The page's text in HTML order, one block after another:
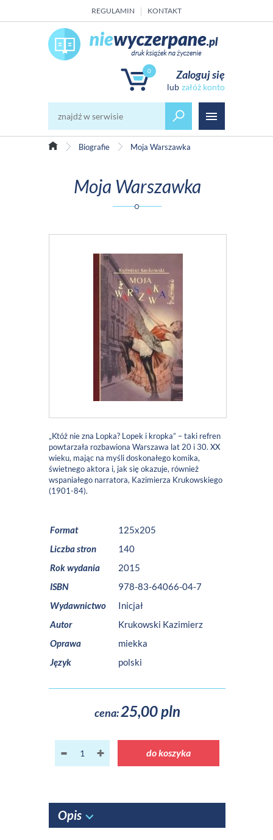
REGULAMIN KONTAKT
0 Zaloguj się
załóż konto
Biografie Moja Warszawka
Moja Warszawka
„Któż nie zna Lopka? Lopek i kropka” – taki refren
powtarzała rozbawiona Warszawa lat 20 i 30. XX
wieku, mając na myśli doskonałego komika,
świetnego aktora i, jak się okazuje, również
wspaniałego narratora, Kazimierza Krukowskiego
(1901-84).
Format
125x205
Liczba stron
140
Rok wydania
2015
ISBN
978-83-64066-04-7
Wydawnictwo
Inicjał
Autor
Krukowski Kazimierz
Oprawa
miekka
Język
polski
cena:25,00 pln
do koszyka
Opis